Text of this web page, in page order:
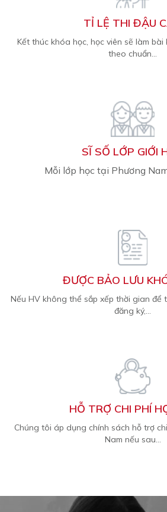
TỈ LỆ THI ĐẬU
Kết thúc khóa học, học viên sẽ làm
theo chuẩn...
SĨ SỐ LỚP GIỚI
Mỗi lớp học tại Phương
ĐƯỢC BẢO LƯU
Nếu HV không thể sắp xếp thời gian để
đăng ký,...
HỖ TRỢ CHI PHÍ
Chúng tôi áp dụng chính sách hỗ trợ
Nam nếu sau...